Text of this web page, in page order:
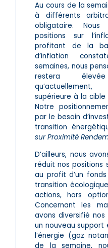
Au cours de la
à différents
obligataire.
positions sur
profitant de la
d’inflation
semaines, nous
restera
supérieure à la
Notre
par le besoin
transition
sur Proximité
D’ailleurs, nous
réduit nos positions
au profit d’un
transition
actions, hors
Concernant les
avons diversifié
un nouveau support
l’énergie (gaz
de la semaine,